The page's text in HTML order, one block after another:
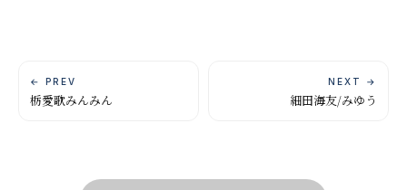
← PREV
栃愛歌みんみん
NEXT →
細田海友/みゆう